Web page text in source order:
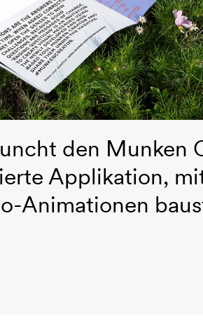
den Munken
Applikation,
Animationen